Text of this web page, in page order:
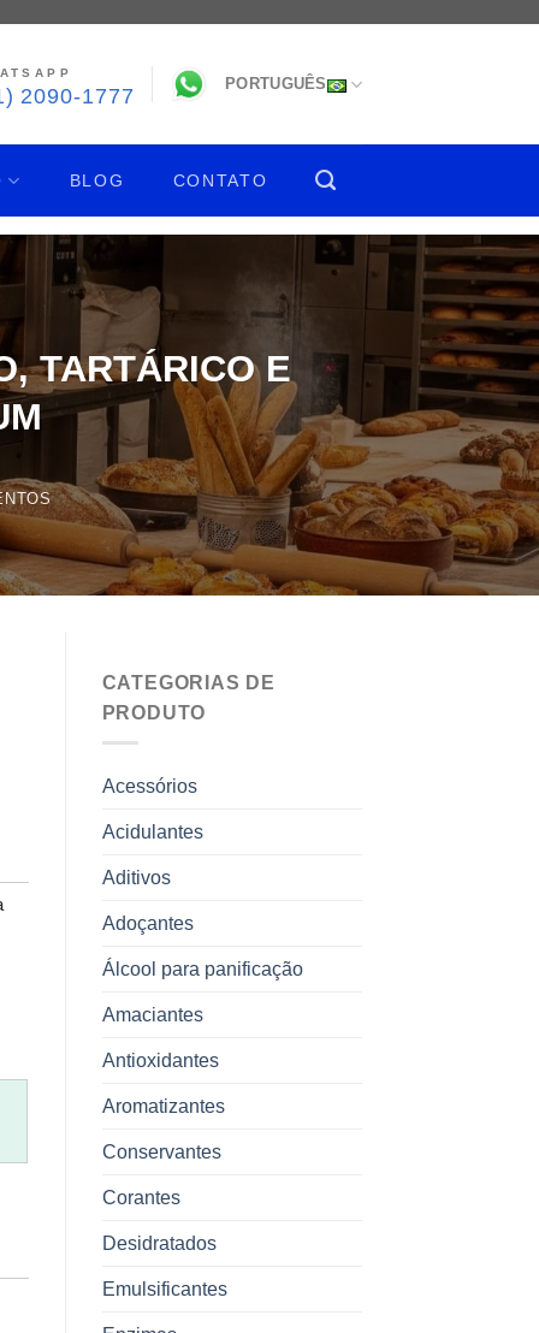
2090-1777 PORTUGUÊS
BLOG CONTATO
TARTÁRICO E
CATEGORIAS DE
PRODUTO
Acessórios
Acidulantes
Aditivos
Adoçantes
Álcool para panificação
Amaciantes
Antioxidantes
Aromatizantes
Conservantes
Corantes
Desidratados
Emulsificantes